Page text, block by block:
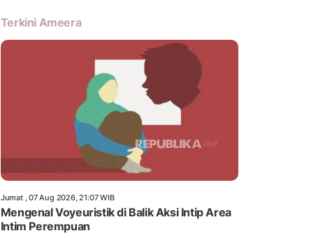
Terkini Ameera
Jumat , 07 Aug 2026, 21:07 WIB
Mengenal Voyeuristik di Balik Aksi Intip Area
Intim Perempuan